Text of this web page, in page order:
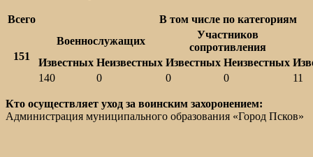
Всего В том числе по категориям
151
Военнослужащих
Участников
сопротивления
Известных Неизвестных Известных Неизвестных
140
0 0 0 11
Кто осуществляет уход за воинским захоронением:
Администрация муниципального образования «Город Псков»